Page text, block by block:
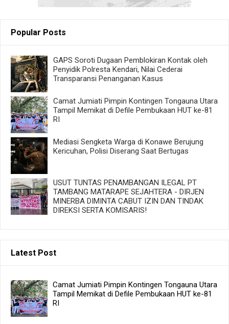
Popular Posts
GAPS Soroti Dugaan Pemblokiran Kontak oleh
Penyidik Polresta Kendari, Nilai Cederai
Transparansi Penanganan Kasus
Camat Jumiati Pimpin Kontingen Tongauna Utara
Tampil Memikat di Defile Pembukaan HUT ke-81
RI
Mediasi Sengketa Warga di Konawe Berujung
Kericuhan, Polisi Diserang Saat Bertugas
USUT TUNTAS PENAMBANGAN ILEGAL PT
TAMBANG MATARAPE SEJAHTERA - DIRJEN
MINERBA DIMINTA CABUT IZIN DAN TINDAK
DIREKSI SERTA KOMISARIS!
Latest Post
Camat Jumiati Pimpin Kontingen Tongauna Utara
Tampil Memikat di Defile Pembukaan HUT ke-81
RI